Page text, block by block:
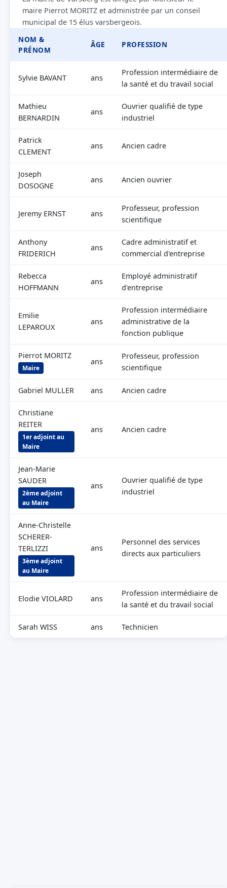
maire Pierrot MORITZ et administrée par un conseil
municipal de 15 élus varsbergeois.
NOM &
PRÉNOM
ÂGE PROFESSION
Sylvie BAVANT ans
Profession intermédiaire de
la santé et du travail social
Mathieu
BERNARDIN
ans
Ouvrier qualifié de type
industriel
Patrick
CLEMENT
ans Ancien cadre
Joseph
DOSOGNE
ans Ancien ouvrier
Jeremy ERNST ans
Professeur, profession
scientifique
Anthony
FRIDERICH
ans
Cadre administratif et
commercial d'entreprise
Rebecca
HOFFMANN
ans
Employé administratif
d'entreprise
Emilie
LEPAROUX
ans
Profession intermédiaire
administrative de la
fonction publique
Pierrot MORITZ
Maire
ans
Professeur, profession
scientifique
Gabriel MULLER ans Ancien cadre
Christiane
REITER
1er adjoint au
Maire
ans Ancien cadre
Jean-Marie
SAUDER
2ème adjoint
au Maire
ans
Ouvrier qualifié de type
industriel
Anne-Christelle
SCHERER-
TERLIZZI
3ème adjoint
au Maire
ans
Personnel des services
directs aux particuliers
Elodie VIOLARD ans
Profession intermédiaire de
la santé et du travail social
Sarah WISS ans Technicien